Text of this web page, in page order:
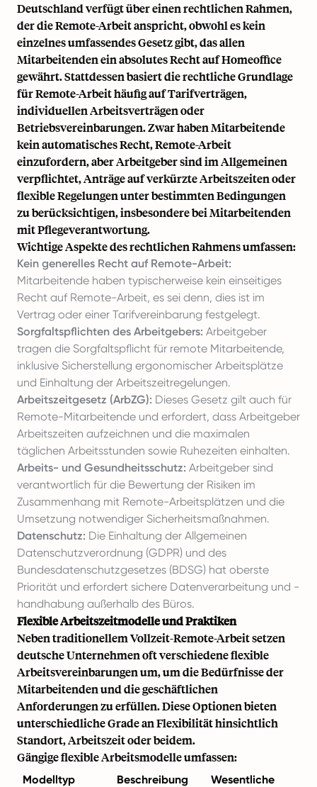
Deutschland verfügt über einen rechtlichen Rahmen,
der die Remote-Arbeit anspricht, obwohl es kein
einzelnes umfassendes Gesetz gibt, das allen
Mitarbeitenden ein absolutes Recht auf Homeoffice
gewährt. Stattdessen basiert die rechtliche Grundlage
für Remote-Arbeit häufig auf Tarifverträgen,
individuellen Arbeitsverträgen oder
Betriebsvereinbarungen. Zwar haben Mitarbeitende
kein automatisches Recht, Remote-Arbeit
einzufordern, aber Arbeitgeber sind im Allgemeinen
verpflichtet, Anträge auf verkürzte Arbeitszeiten oder
flexible Regelungen unter bestimmten Bedingungen
zu berücksichtigen, insbesondere bei Mitarbeitenden
mit Pflegeverantwortung.
Wichtige Aspekte des rechtlichen Rahmens umfassen:
Kein generelles Recht auf Remote-Arbeit:
Mitarbeitende haben typischerweise kein einseitiges
Recht auf Remote-Arbeit, es sei denn, dies ist im
Vertrag oder einer Tarifvereinbarung festgelegt.
Sorgfaltspflichten des Arbeitgebers: Arbeitgeber
tragen die Sorgfaltspflicht für remote Mitarbeitende,
inklusive Sicherstellung ergonomischer Arbeitsplätze
und Einhaltung der Arbeitszeitregelungen.
Arbeitszeitgesetz (ArbZG): Dieses Gesetz gilt auch für
Remote-Mitarbeitende und erfordert, dass Arbeitgeber
Arbeitszeiten aufzeichnen und die maximalen
täglichen Arbeitsstunden sowie Ruhezeiten einhalten.
Arbeits- und Gesundheitsschutz: Arbeitgeber sind
verantwortlich für die Bewertung der Risiken im
Zusammenhang mit Remote-Arbeitsplätzen und die
Umsetzung notwendiger Sicherheitsmaßnahmen.
Datenschutz: Die Einhaltung der Allgemeinen
Datenschutzverordnung (GDPR) und des
Bundesdatenschutzgesetzes (BDSG) hat oberste
Priorität und erfordert sichere Datenverarbeitung und -
handhabung außerhalb des Büros.
Flexible Arbeitszeitmodelle und Praktiken
Neben traditionellem Vollzeit-Remote-Arbeit setzen
deutsche Unternehmen oft verschiedene flexible
Arbeitsvereinbarungen um, um die Bedürfnisse der
Mitarbeitenden und die geschäftlichen
Anforderungen zu erfüllen. Diese Optionen bieten
unterschiedliche Grade an Flexibilität hinsichtlich
Standort, Arbeitszeit oder beidem.
Gängige flexible Arbeitsmodelle umfassen:
Modelltyp Beschreibung
Wesentliche